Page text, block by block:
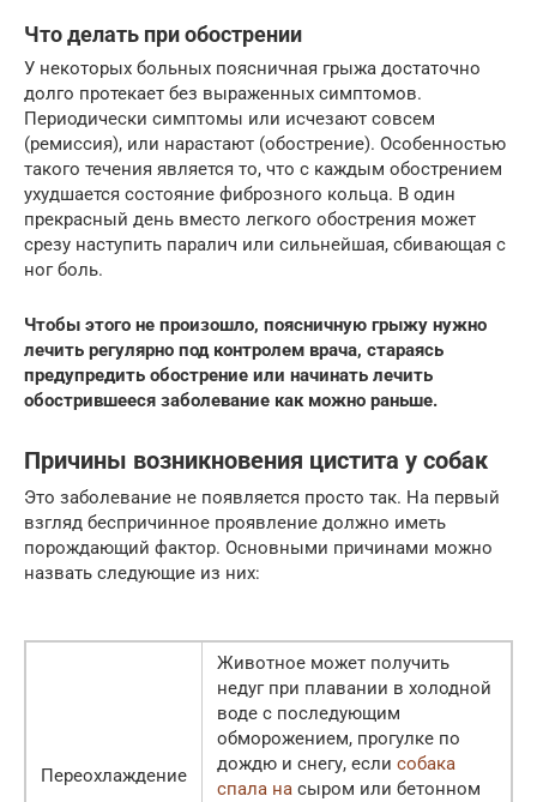
Что делать при обострении
У некоторых больных поясничная грыжа достаточно
долго протекает без выраженных симптомов.
Периодически симптомы или исчезают совсем
(ремиссия), или нарастают (обострение). Особенностью
такого течения является то, что с каждым обострением
ухудшается состояние фиброзного кольца. В один
прекрасный день вместо легкого обострения может
срезу наступить паралич или сильнейшая, сбивающая с
ног боль.
Чтобы этого не произошло, поясничную грыжу нужно
лечить регулярно под контролем врача, стараясь
предупредить обострение или начинать лечить
обострившееся заболевание как можно раньше.
Причины возникновения цистита у собак
Это заболевание не появляется просто так. На первый
взгляд беспричинное проявление должно иметь
порождающий фактор. Основными причинами можно
назвать следующие из них:
Переохлаждение
Животное может получить
недуг при плавании в холодной
воде с последующим
обморожением, прогулке по
дождю и снегу, если собака
спала на сыром или бетонном